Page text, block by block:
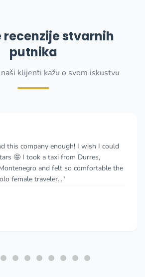
recenzije stvarnih
putnika
klijenti kažu o svom iskustvu
this company enough! I wish I could
🤩 I took a taxi from Durres,
and felt so comfortable the
female traveler..."